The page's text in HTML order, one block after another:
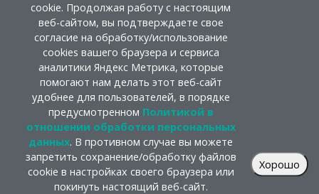
cookie. Продолжая работу с настоящим
веб-сайтом, вы подтверждаете свое
согласие на обработку/использование
cookies вашего браузера и сервиса
аналитики Яндекс Метрика, которые
помогают нам делать этот веб-сайт
удобнее для пользователей, в порядке
предусмотренном Политикой в
отношении обработки персональных
данных. В противном случае вы можете
запретить сохранение/обработку файлов
cookie в настройках своего браузера или
покинуть настоящий веб-сайт.
Хорошо